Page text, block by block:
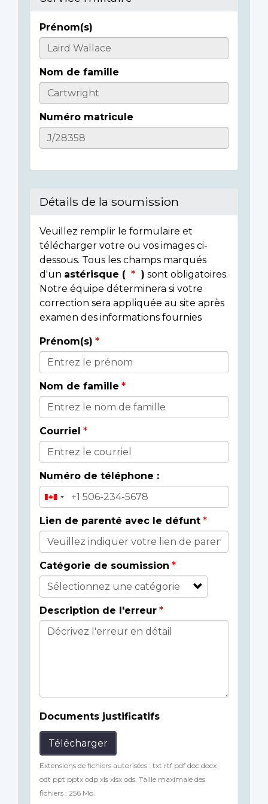
Casualty
Details
Prénom(s)
Nom de famille
Numéro matricule
Détails de la soumission
Veuillez remplir le formulaire et
télécharger votre ou vos images ci-
dessous. Tous les champs marqués
d'un astérisque ( ) sont obligatoires.
Notre équipe déterminera si votre
correction sera appliquée au site après
examen des informations fournies
Donor
Details
Prénom(s)
Nom de famille
Courriel
Numéro de téléphone :
Lien de parenté avec le défunt
Catégorie de soumission
Description de l'erreur
Documents justificatifs
Télécharger
Extensions de fichiers autorisées : txt rtf pdf doc docx
odt ppt pptx odp xls xlsx ods. Taille maximale des
fichiers : 256 Mo.